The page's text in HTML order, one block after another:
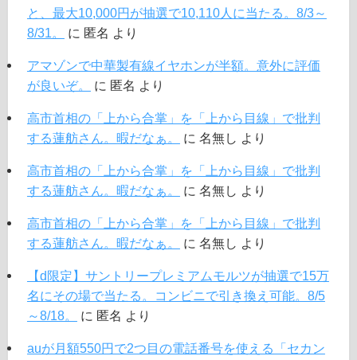
と、最大10,000円が抽選で10,110人に当たる。8/3～
8/31。
に 匿名 より
アマゾンで中華製有線イヤホンが半額。意外に評価
が良いぞ。
に 匿名 より
高市首相の「上から合掌」を「上から目線」で批判
する蓮舫さん。暇だなぁ。
に 名無し より
高市首相の「上から合掌」を「上から目線」で批判
する蓮舫さん。暇だなぁ。
に 名無し より
高市首相の「上から合掌」を「上から目線」で批判
する蓮舫さん。暇だなぁ。
に 名無し より
【d限定】サントリープレミアムモルツが抽選で15万
名にその場で当たる。コンビニで引き換え可能。8/5
～8/18。
に 匿名 より
auが月額550円で2つ目の電話番号を使える「セカン